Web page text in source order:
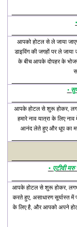
·
आपको होटल से ले जाया
डाइविंग की जगहों पर ले
के बीच आपके दोपहर के
·
आपके होटल से शुरू होकर,
हमारे नाव यात्रा के लिए
आनंद लेते हुए और धूप का
· एटीवी मरु
आपके होटल से शुरू होकर, लगभग
करते हुए, असाधारण सूर्यास्त
के लिए है, और आपको अपने